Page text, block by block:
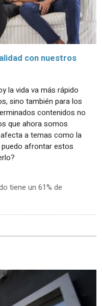
con nuestros
la vida va más rápido
sino también para los
contenidos no
que ahora somos
a temas como la
afrontar estos
tiene un 61% de